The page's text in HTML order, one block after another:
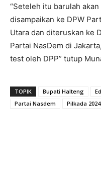
“Seteleh itu barulah
disampaikan ke DPW
Utara dan diteruskan ke
Partai NasDem di
test oleh DPP” tutup
TOPIK Bupati Halteng
Partai Nasdem
Pilkada 2024